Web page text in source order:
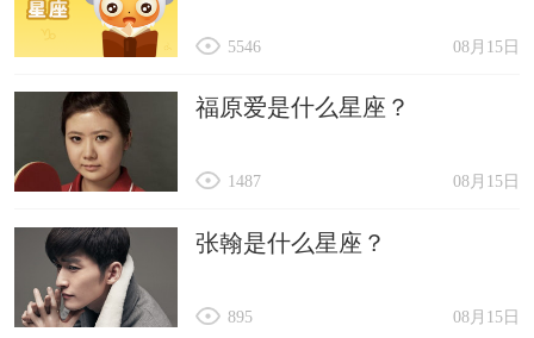
08月15日
5546
福原爱是什么星座？
08月15日
1487
张翰是什么星座？
08月15日
895